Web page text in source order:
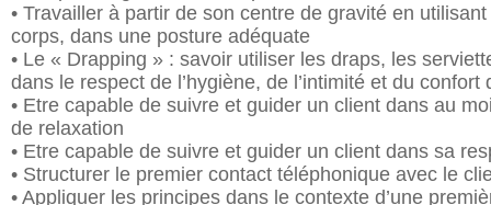
• Travailler à partir de son centre de gravité en
corps, dans une posture adéquate
• Le « Drapping » : savoir utiliser les draps, les
dans le respect de l’hygiène, de l’intimité et du confort
• Etre capable de suivre et guider un client dans au
de relaxation
• Etre capable de suivre et guider un client dans sa
• Structurer le premier contact téléphonique avec le
• Appliquer les principes dans le contexte d’une